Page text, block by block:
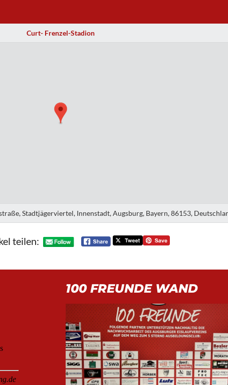
Curt- Frenzel-Stadion
Stadtjägerviertel, Innenstadt, Augsburg, Bayern, 86153,
teilen:
100 FREUNDE WAND